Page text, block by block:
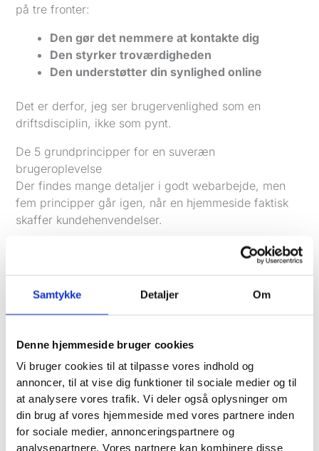
Samtykke Detaljer Om
Denne hjemmeside bruger cookies
Vi bruger cookies til at tilpasse vores indhold og
annoncer, til at vise dig funktioner til sociale medier og til
at analysere vores trafik. Vi deler også oplysninger om
din brug af vores hjemmeside med vores partnere inden
for sociale medier, annonceringspartnere og
analysepartnere. Vores partnere kan kombinere disse
på tre fronter:
Den gør det nemmere at kontakte dig
Den styrker troværdigheden
Den understøtter din synlighed online
Det er derfor, jeg ser brugervenlighed som en
driftsdisciplin, ikke som pynt.
De 5 grundprincipper for en suveræn
brugeroplevelse
Der findes mange detaljer i godt webarbejde, men
fem principper går igen, når en hjemmeside faktisk
skaffer kundehenvendelser.
Menuen skal give mening for en kunde, ikke kun for
dig.
En VVS’er har sjældent glæde af en kreativ menu
“Akut hjælp”, “Badeværelse”, “Priser” eller “Kontakt”.
Det samme gælder en klinik, hvor “Behandlinger”,
“Om klinikken” og “Book tid” næsten altid er stærkere
end smarte, men uklare menupunkter.